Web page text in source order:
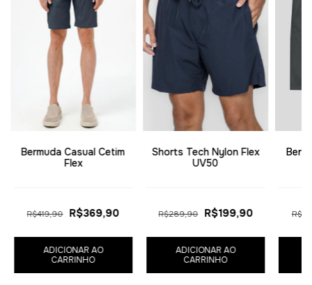
Bermuda Casual Cetim
Flex
R$419,90 R$369,90
ADICIONAR AO
CARRINHO
Shorts Tech Nylon Flex
UV50
R$289,90 R$199,90
ADICIONAR AO
CARRINHO